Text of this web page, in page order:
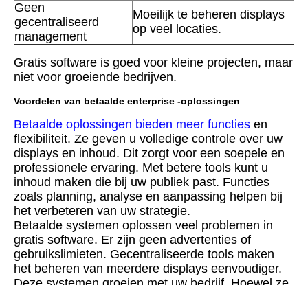
Geen
gecentraliseerd
management
Moeilijk te beheren displays
op veel locaties.
Gratis software is goed voor kleine projecten, maar
niet voor groeiende bedrijven.
Voordelen van betaalde enterprise -oplossingen
Betaalde oplossingen bieden meer functies en
flexibiliteit. Ze geven u volledige controle over uw
displays en inhoud. Dit zorgt voor een soepele en
professionele ervaring. Met betere tools kunt u
inhoud maken die bij uw publiek past. Functies
zoals planning, analyse en aanpassing helpen bij
het verbeteren van uw strategie.
Betaalde systemen oplossen veel problemen in
gratis software. Er zijn geen advertenties of
gebruikslimieten. Gecentraliseerde tools maken
het beheren van meerdere displays eenvoudiger.